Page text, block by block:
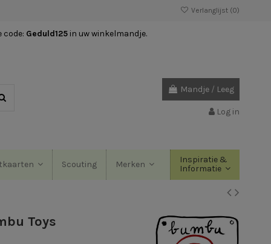
Verlanglijst (0)
code: Geduld125 in uw winkelmandje.
Mandje / Leeg
Log in
Scouting Merken
Inspiratie &
Informatie
Toys